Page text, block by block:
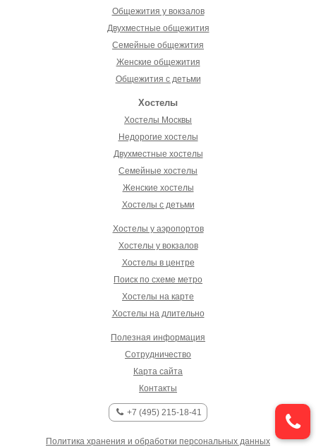
Общежития у вокзалов
Двухместные общежития
Семейные общежития
Женские общежития
Общежития с детьми
Хостелы
Хостелы Москвы
Недорогие хостелы
Двухместные хостелы
Семейные хостелы
Женские хостелы
Хостелы с детьми
Хостелы у аэропортов
Хостелы у вокзалов
Хостелы в центре
Поиск по схеме метро
Хостелы на карте
Хостелы на длительно
Полезная информация
Сотрудничество
Карта сайта
Контакты
+7 (495) 215-18-41
Политика хранения и обработки персональных данных